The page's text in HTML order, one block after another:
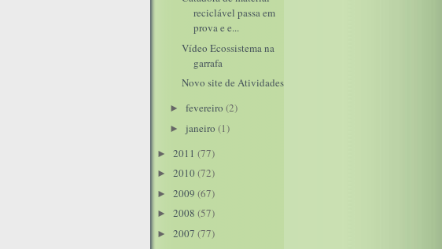
reciclável passa em
prova e e...
Vídeo Ecossistema na
garrafa
Novo site de Atividades
► fevereiro (2)
► janeiro (1)
► 2011 (77)
► 2010 (72)
► 2009 (67)
► 2008 (57)
► 2007 (77)